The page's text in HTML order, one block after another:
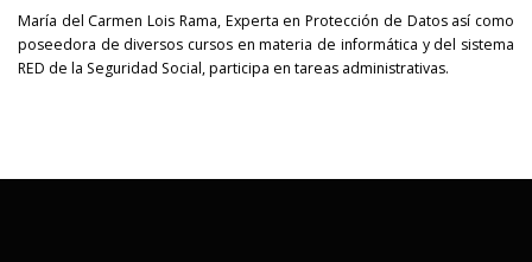
María del Carmen Lois Rama, Experta en Protección de Datos así como
poseedora de diversos cursos en materia de informática y del sistema
RED de la Seguridad Social, participa en tareas administrativas.